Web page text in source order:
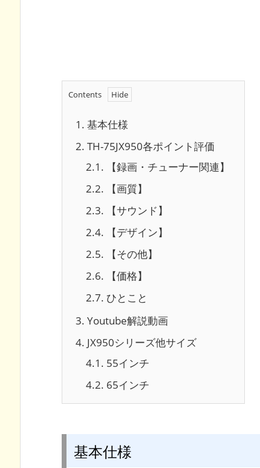
Contents
1. 基本仕様
2. TH-75JX950各ポイント評価
2.1. 【録画・チューナー関連】
2.2. 【画質】
2.3. 【サウンド】
2.4. 【デザイン】
2.5. 【その他】
2.6. 【価格】
2.7. ひとこと
3. Youtube解説動画
4. JX950シリーズ他サイズ
4.1. 55インチ
4.2. 65インチ
基本仕様